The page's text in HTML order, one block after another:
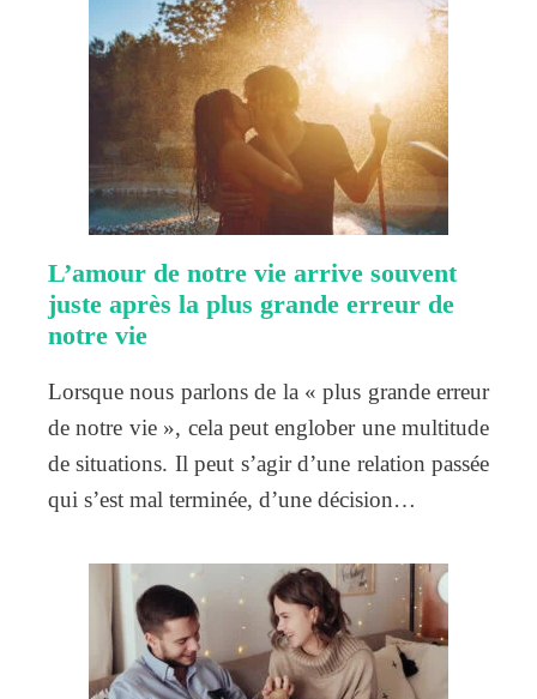
L’amour de notre vie arrive souvent
juste après la plus grande erreur de
notre vie
Lorsque nous parlons de la « plus grande erreur
de notre vie », cela peut englober une multitude
de situations. Il peut s’agir d’une relation passée
qui s’est mal terminée, d’une décision…